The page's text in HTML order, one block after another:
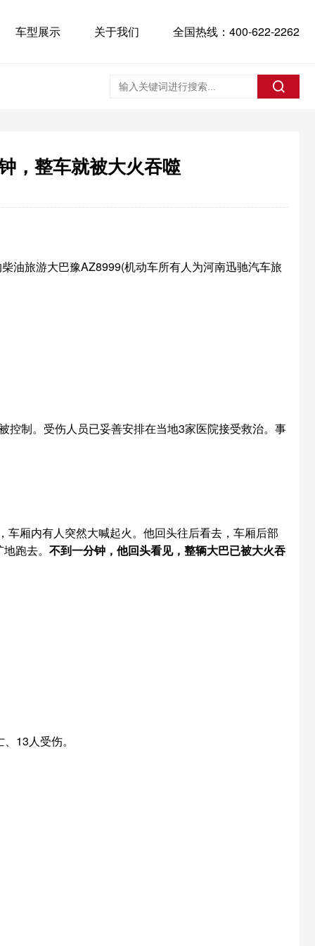
车型展示 关于我们 全国热线：400-622-2262
，整车就被大火吞噬
油旅游大巴豫AZ8999(机动车所有人为河南迅驰汽车旅
控制。受伤人员已妥善安排在当地3家医院接受救治。事
厢内有人突然大喊起火。他回头往后看去，车厢后部
跑去。 不到一分钟，他回头看见，整辆大巴已被大火吞
13人受伤。